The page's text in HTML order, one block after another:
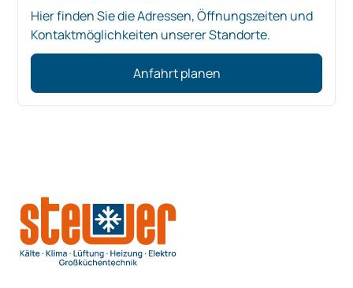
Hier finden Sie die Adressen, Öffnungszeiten und
Kontaktmöglichkeiten unserer Standorte.
Anfahrt planen